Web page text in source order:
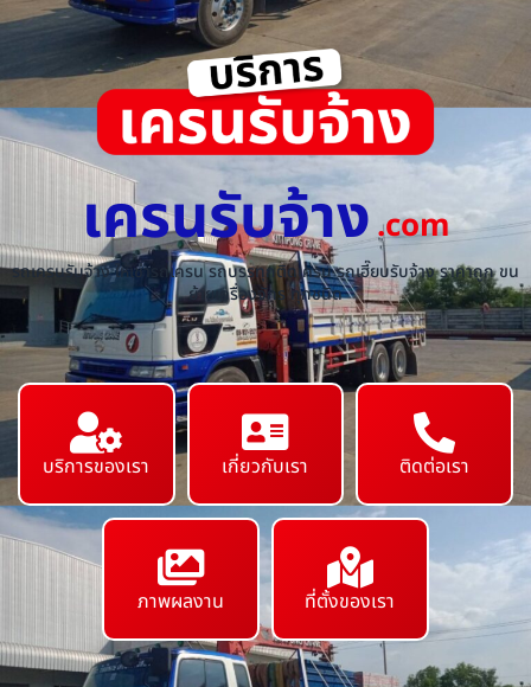
เครนรับจ้าง.com
รถเครนรับจ้าง ให้เช่ารถเครน รถบรรทุกติดเครน รถเฮี๊ยบรับจ้าง ราคาถูก ขน
ย้ายเครื่องจักร ทุกชนิด
บริการของเรา เกี่ยวกับเรา ติดต่อเรา
ภาพผลงาน ที่ตั้งของเรา